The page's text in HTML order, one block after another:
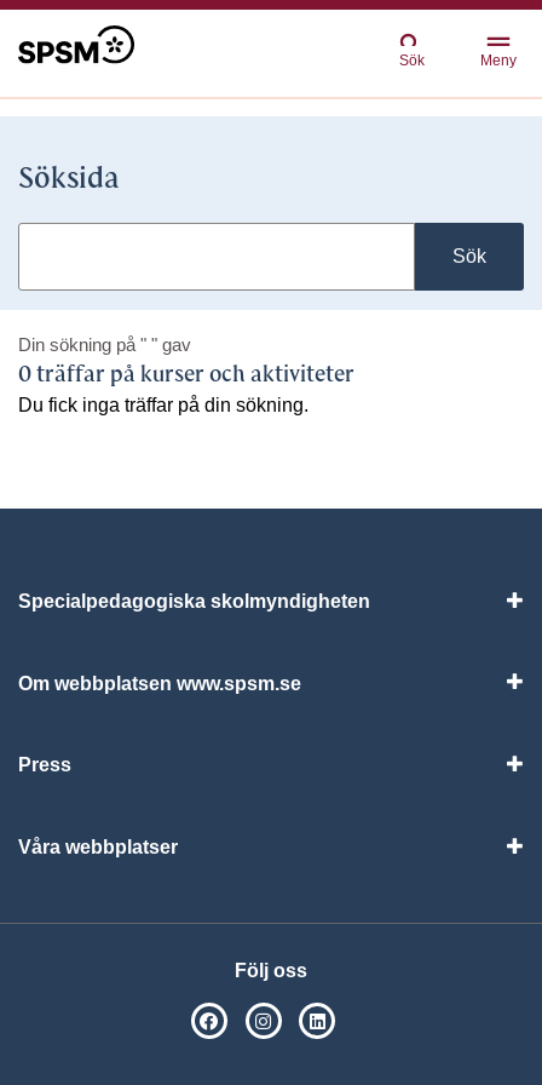
Sök Meny
Söksida
Sök
Din sökning på " " gav
0 träffar på kurser och aktiviteter
Du fick inga träffar på din sökning.
Specialpedagogiska skolmyndigheten
Om webbplatsen www.spsm.se
Press
Våra webbplatser
Följ oss
SPSM på Facebook
SPSM på Instagram